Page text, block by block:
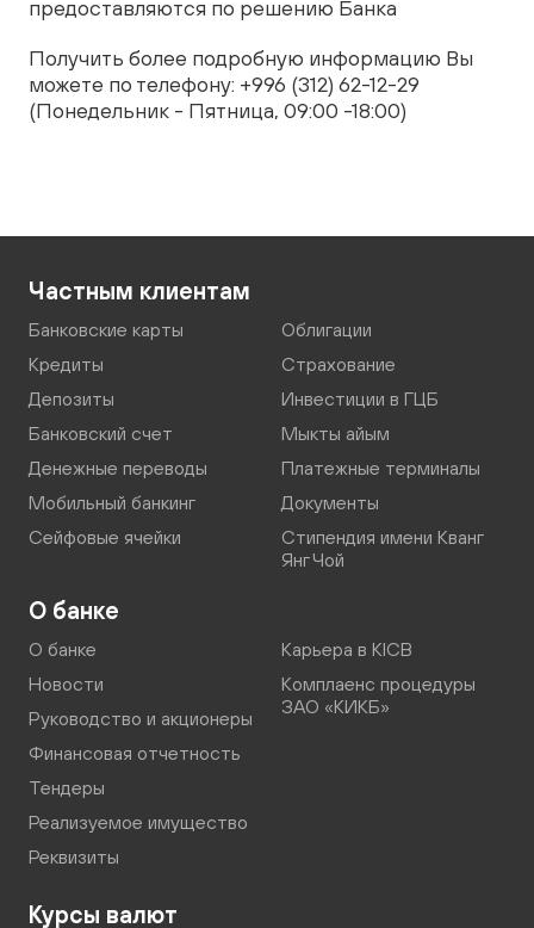
предоставляются по решению Банка
Получить более подробную информацию Вы
можете по телефону: +996 (312) 62-12-29
(Понедельник - Пятница, 09:00 -18:00)
Частным клиентам
Банковские карты
Кредиты
Депозиты
Банковский счет
Денежные переводы
Мобильный банкинг
Сейфовые ячейки
Облигации
Страхование
Инвестиции в ГЦБ
Мыкты айым
Платежные терминалы
Документы
Стипендия имени Кванг
Янг Чой
О банке
О банке
Новости
Руководство и акционеры
Финансовая отчетность
Тендеры
Реализуемое имущество
Реквизиты
Карьера в KICB
Комплаенс процедуры
ЗАО «КИКБ»
Курсы валют